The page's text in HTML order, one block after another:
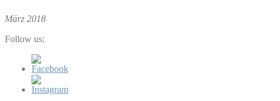
März 2018
Follow us: